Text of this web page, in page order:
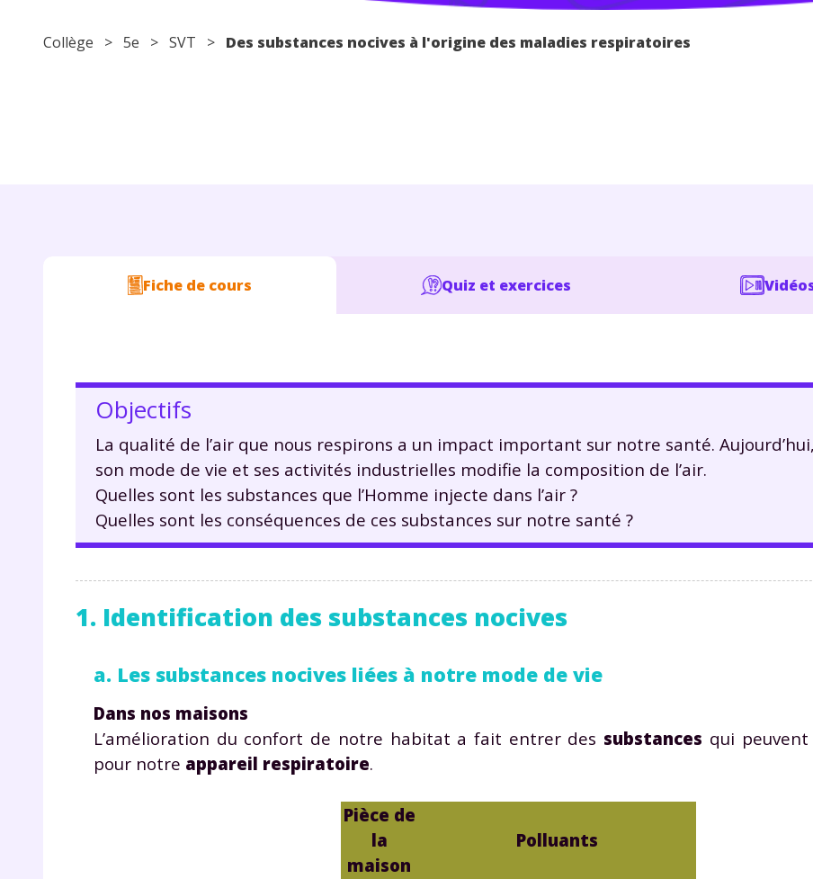
Collège > 5e > SVT > Des substances nocives à l'origine des maladies respiratoires
Fiche de cours Quiz et exercices
Objectifs
La qualité de l’air que nous respirons a un impact important sur notre santé.
son mode de vie et ses activités industrielles modifie la composition de l’air.
Quelles sont les substances que l’Homme injecte dans l’air ?
Quelles sont les conséquences de ces substances sur notre santé ?
1. Identification des substances nocives
a. Les substances nocives liées à notre mode de vie
Dans nos maisons
L’amélioration du confort de notre habitat a fait entrer des substances qui
pour notre appareil respiratoire.
Pièce de
la
maison
Polluants